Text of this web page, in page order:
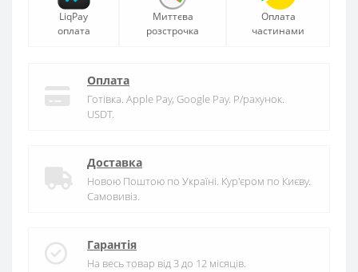
LiqPay
оплата
Миттєва
розстрочка
Оплата
частинами
Оплата
Готівка. Apple Pay, Google Pay. Р/рахунок.
USDT.
Доставка
Новою Поштою по Україні. Кур'єром по Києву.
Самовивіз.
Гарантія
На весь товар від 3 до 12 місяців.